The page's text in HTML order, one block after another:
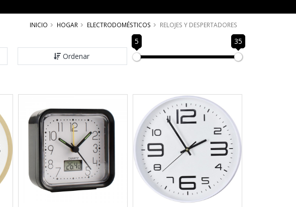
INICIO HOGAR ELECTRODOMÉSTICOS RELOJES Y DESPERTADORES
Ordenar
5 35